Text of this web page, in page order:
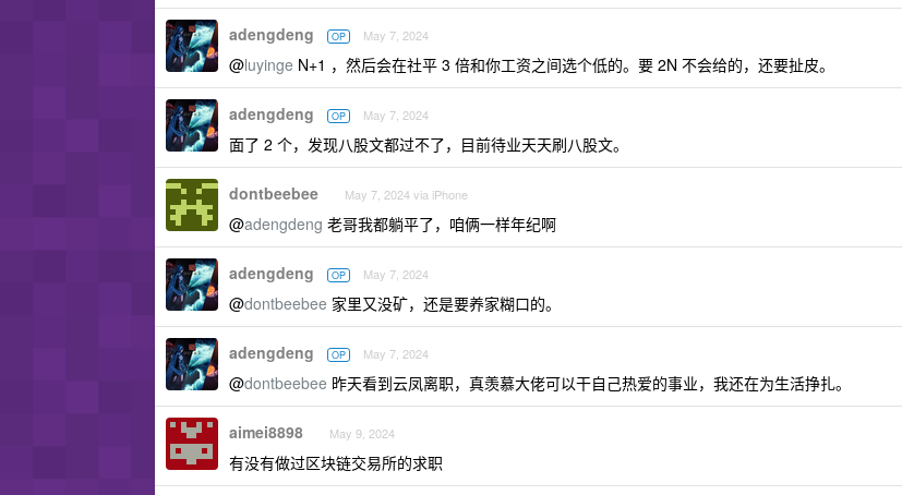
adengdeng OP May 7, 2024
@luyinge N+1 ，然后会在社平 3 倍和你工资之间选个低的。要 2N 不会给的，还要扯皮。
adengdeng OP May 7, 2024
面了 2 个，发现八股文都过不了，目前待业天天刷八股文。
dontbeebee May 7, 2024 via iPhone
@adengdeng 老哥我都躺平了，咱俩一样年纪啊
adengdeng OP May 7, 2024
@dontbeebee 家里又没矿，还是要养家糊口的。
adengdeng OP May 7, 2024
@dontbeebee 昨天看到云凤离职，真羡慕大佬可以干自己热爱的事业，我还在为生活挣扎。
aimei8898 May 9, 2024
有没有做过区块链交易所的求职